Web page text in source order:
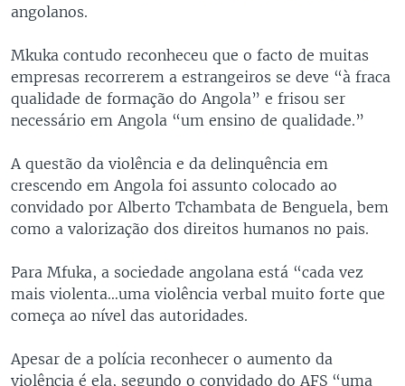
angolanos.
Mkuka contudo reconheceu que o facto de muitas
empresas recorrerem a estrangeiros se deve “à fraca
qualidade de formação do Angola” e frisou ser
necessário em Angola “um ensino de qualidade.”
A questão da violência e da delinquência em
crescendo em Angola foi assunto colocado ao
convidado por Alberto Tchambata de Benguela, bem
como a valorização dos direitos humanos no pais.
Para Mfuka, a sociedade angolana está “cada vez
mais violenta…uma violência verbal muito forte que
começa ao nível das autoridades.
Apesar de a polícia reconhecer o aumento da
violência é ela, segundo o convidado do AFS “uma